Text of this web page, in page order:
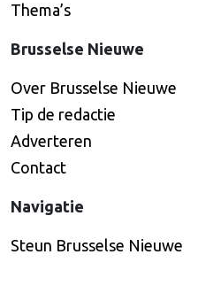
Thema’s
Brusselse Nieuwe
Over Brusselse Nieuwe
Tip de redactie
Adverteren
Contact
Navigatie
Steun Brusselse Nieuwe